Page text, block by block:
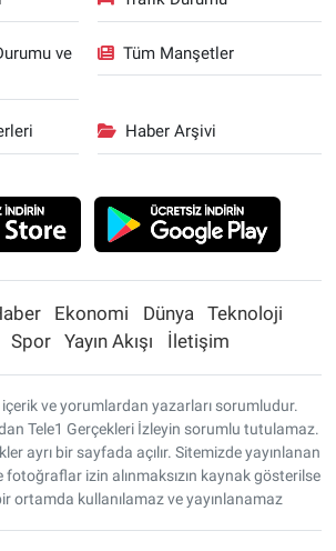
ve
Tüm Manşetler
Haber Arşivi
Ekonomi Dünya
Teknoloji
Spor Yayın Akışı İletişim
ve yorumlardan yazarları sorumludur.
Tele1 Gerçekleri İzleyin sorumlu tutulamaz.
ayrı bir sayfada açılır. Sitemizde yayınlanan
fotoğraflar izin alınmaksızın kaynak gösterilse
ortamda kullanılamaz ve yayınlanamaz